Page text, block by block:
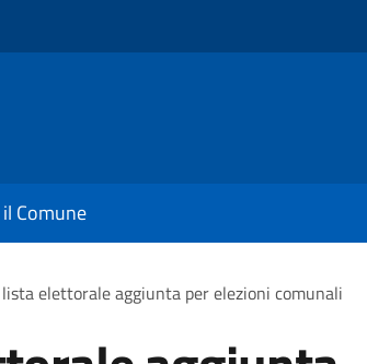
Comune
elettorale aggiunta per elezioni comunali